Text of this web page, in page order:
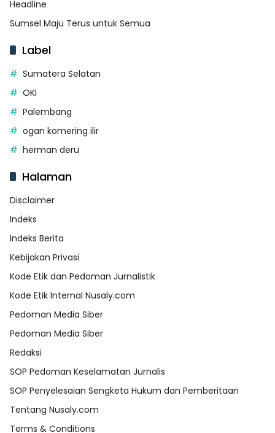
Headline
Sumsel Maju Terus untuk Semua
Label
Sumatera Selatan
OKI
Palembang
ogan komering ilir
herman deru
Halaman
Disclaimer
Indeks
Indeks Berita
Kebijakan Privasi
Kode Etik dan Pedoman Jurnalistik
Kode Etik Internal Nusaly.com
Pedoman Media Siber
Pedoman Media Siber
Redaksi
SOP Pedoman Keselamatan Jurnalis
SOP Penyelesaian Sengketa Hukum dan Pemberitaan
Tentang Nusaly.com
Terms & Conditions